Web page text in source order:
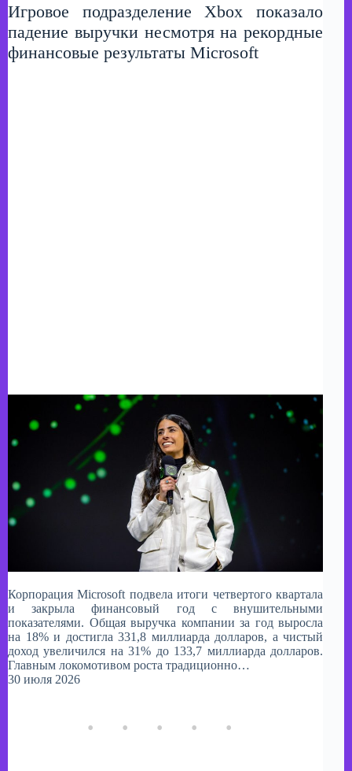
Игровое подразделение Xbox показало
падение выручки несмотря на рекордные
финансовые результаты Microsoft
Корпорация Microsoft подвела итоги четвертого квартала
и закрыла финансовый год с внушительными
показателями. Общая выручка компании за год выросла
на 18% и достигла 331,8 миллиарда долларов, а чистый
доход увеличился на 31% до 133,7 миллиарда долларов.
Главным локомотивом роста традиционно…
30 июля 2026